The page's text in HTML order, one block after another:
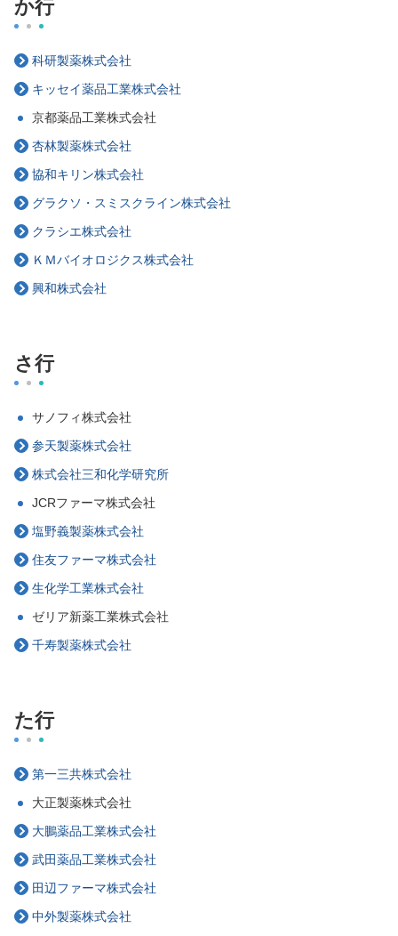
か行
科研製薬株式会社
キッセイ薬品工業株式会社
京都薬品工業株式会社
杏林製薬株式会社
協和キリン株式会社
グラクソ・スミスクライン株式会社
クラシエ株式会社
ＫＭバイオロジクス株式会社
興和株式会社
さ行
サノフィ株式会社
参天製薬株式会社
株式会社三和化学研究所
JCRファーマ株式会社
塩野義製薬株式会社
住友ファーマ株式会社
生化学工業株式会社
ゼリア新薬工業株式会社
千寿製薬株式会社
た行
第一三共株式会社
大正製薬株式会社
大鵬薬品工業株式会社
武田薬品工業株式会社
田辺ファーマ株式会社
中外製薬株式会社